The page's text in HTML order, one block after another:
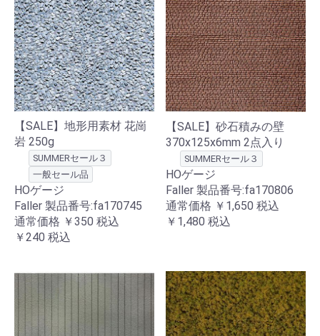
【SALE】地形用素材 花崗
岩 250g
SUMMERセール３
一般セール品
HOゲージ
Faller 製品番号:fa170745
通常価格 ￥350 税込
￥240 税込
【SALE】砂石積みの壁
370x125x6mm 2点入り
SUMMERセール３
HOゲージ
Faller 製品番号:fa170806
通常価格 ￥1,650 税込
￥1,480 税込